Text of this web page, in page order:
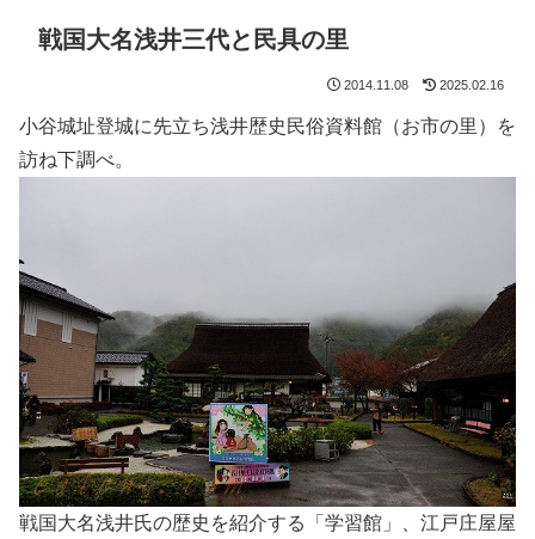
戦国大名浅井三代と民具の里
2014.11.08 2025.02.16
小谷城址登城に先立ち浅井歴史民俗資料館（お市の里）を
訪ね下調べ。
戦国大名浅井氏の歴史を紹介する「学習館」、江戸庄屋屋